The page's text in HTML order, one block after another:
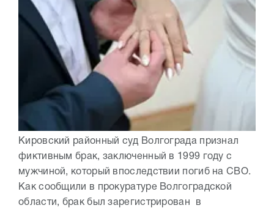
Кировский районный суд Волгограда признал
фиктивным брак, заключенный в 1999 году с
мужчиной, который впоследствии погиб на СВО.
Как сообщили в прокуратуре Волгоградской
области, брак был зарегистрирован в